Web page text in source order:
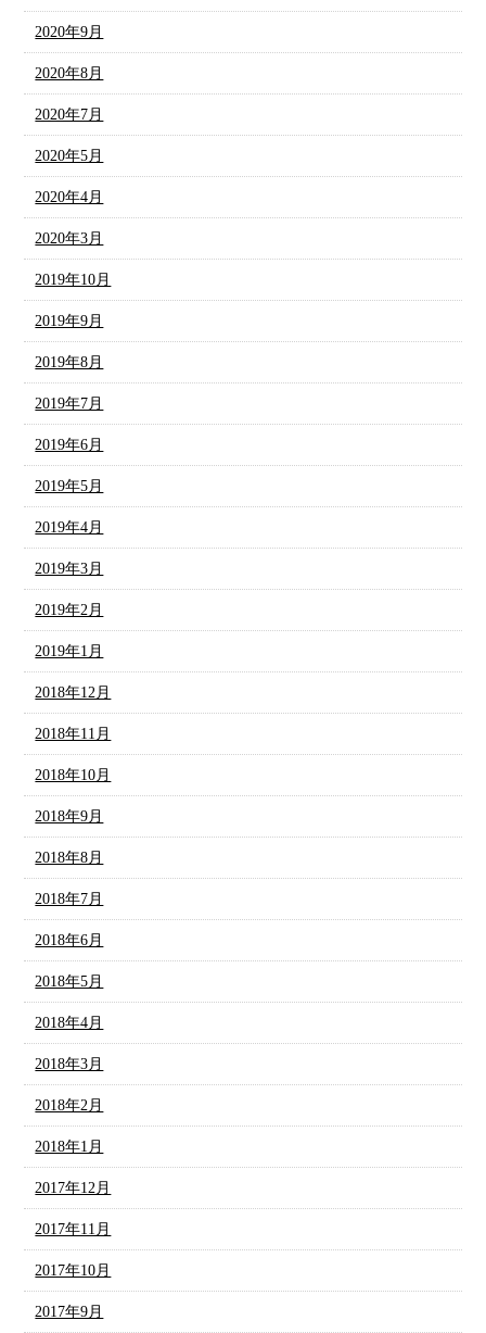
2020年9月
2020年8月
2020年7月
2020年5月
2020年4月
2020年3月
2019年10月
2019年9月
2019年8月
2019年7月
2019年6月
2019年5月
2019年4月
2019年3月
2019年2月
2019年1月
2018年12月
2018年11月
2018年10月
2018年9月
2018年8月
2018年7月
2018年6月
2018年5月
2018年4月
2018年3月
2018年2月
2018年1月
2017年12月
2017年11月
2017年10月
2017年9月